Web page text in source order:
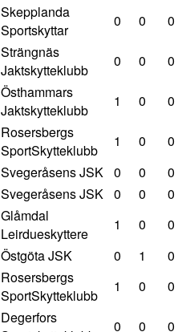
Skepplanda
Sportskyttar
0 0 0
Strängnäs
Jaktskytteklubb
0 0 0
Östhammars
Jaktskytteklubb
1 0 0
Rosersbergs
SportSkytteklubb
1 0
0
Svegeråsens JSK 0 0
0
Svegeråsens JSK 0 0
0
Glåmdal
Leirdueskyttere
1 0
0
Östgöta JSK 0 1
0
Rosersbergs
SportSkytteklubb
1 0 0
Degerfors
0 0
0